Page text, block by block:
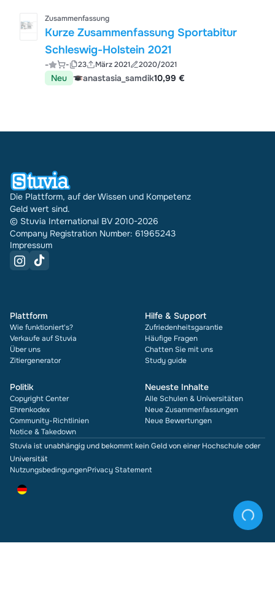
Zusammenfassung
Kurze Zusammenfassung Sportabitur
Schleswig-Holstein 2021
- - 23 März 2021 2020/2021
Neu anastasia_samdik10,99 €
Die Plattform, auf der Wissen und Kompetenz
Geld wert sind.
© Stuvia International BV 2010-2026
Company Registration Number: 61965243
Impressum
Plattform
Wie funktioniert's?
Verkaufe auf Stuvia
Über uns
Zitiergenerator
Hilfe & Support
Zufriedenheitsgarantie
Häufige Fragen
Chatten Sie mit uns
Study guide
Politik
Copyright Center
Ehrenkodex
Community-Richtlinien
Notice & Takedown
Neueste Inhalte
Alle Schulen & Universitäten
Neue Zusammenfassungen
Neue Bewertungen
Stuvia ist unabhängig und bekommt kein Geld von einer Hochschule oder
Universität
NutzungsbedingungenPrivacy Statement